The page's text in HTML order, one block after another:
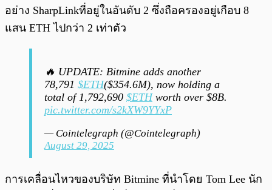
อย่าง SharpLinkที่อยู่ในอันดับ 2 ซึ่งถือครองอยู่เกือบ 8
แสน ETH ไปกว่า 2 เท่าตัว
🔥 UPDATE: Bitmine adds another
78,791 $ETH($354.6M), now holding a
total of 1,792,690 $ETHworth over $8B.
pic.twitter.com/s2kXW9YYxP
— Cointelegraph (@Cointelegraph)
August 29, 2025
การเคลื่อนไหวของบริษัท Bitmine ที่นำโดย Tom Lee นัก